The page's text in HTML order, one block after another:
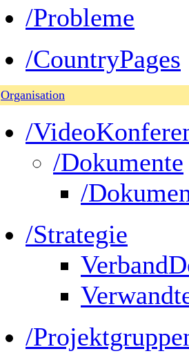
/Probleme
/CountryPages
Organisation
/
/Dokumente
/
/Strategie
/